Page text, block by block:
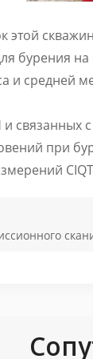
этой
бурения
и средней
и
при